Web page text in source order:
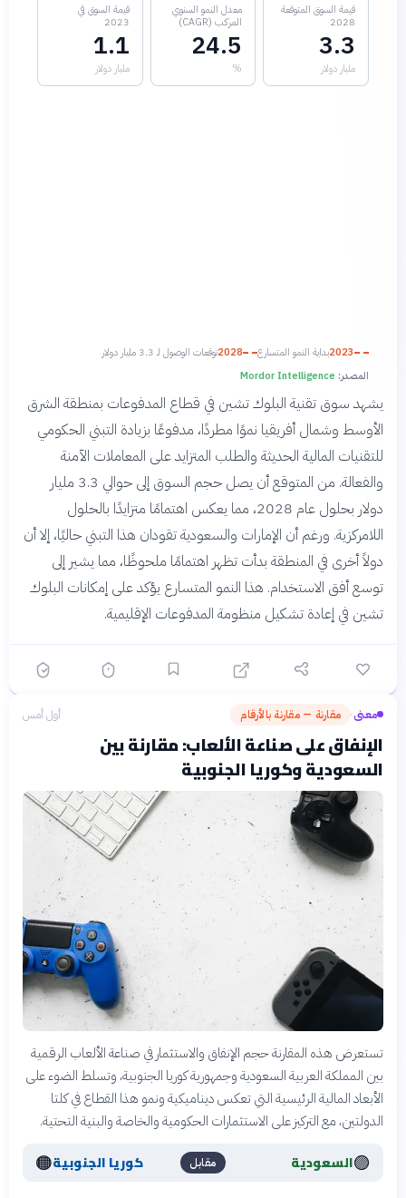
قيمة السوق المتوقعة
2028
3.3
مليار دولار
معدل النمو السنوي
المركب (CAGR)
24.5
%
قيمة السوق في
2023
1.1
مليار دولار
2023بداية النمو المتسارع 2028توقعات الوصول لـ 3.3 مليار دولار
المصدر: Mordor Intelligence
يشهد سوق تقنية البلوك تشين في قطاع المدفوعات بمنطقة الشرق
الأوسط وشمال أفريقيا نموًا مطردًا، مدفوعًا بزيادة التبني الحكومي
للتقنيات المالية الحديثة والطلب المتزايد على المعاملات الآمنة
والفعالة. من المتوقع أن يصل حجم السوق إلى حوالي 3.3 مليار
دولار بحلول عام 2028، مما يعكس اهتمامًا متزايدًا بالحلول
اللامركزية. ورغم أن الإمارات والسعودية تقودان هذا التبني حاليًا، إلا أن
دولاً أخرى في المنطقة بدأت تظهر اهتمامًا ملحوظًا، مما يشير إلى
توسع أفق الاستخدام. هذا النمو المتسارع يؤكد على إمكانات البلوك
تشين في إعادة تشكيل منظومة المدفوعات الإقليمية.
معنى› مقارنة — مقارنة بالأرقام أول أمس
الإنفاق على صناعة الألعاب: مقارنة بين
السعودية وكوريا الجنوبية
تستعرض هذه المقارنة حجم الإنفاق والاستثمار في صناعة الألعاب الرقمية
بين المملكة العربية السعودية وجمهورية كوريا الجنوبية، وتسلط الضوء على
الأبعاد المالية الرئيسية التي تعكس ديناميكية ونمو هذا القطاع في كلتا
الدولتين، مع التركيز على الاستثمارات الحكومية والخاصة والبنية التحتية.
🟣السعودية مقابل كوريا الجنوبية🟠